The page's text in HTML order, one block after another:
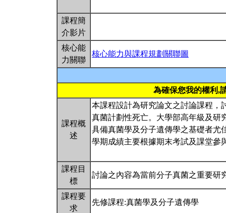
課程簡
介影片
核心能
力關聯
核心能力與課程規劃關聯圖
為確保您我的權利,
課程概
述
本課程設計為研究論文之討論課程，
真菌計劃性死亡。大學部高年級及研
具備真菌學及分子遺傳學之基礎者尤
學期成績主要根據期末考試及課堂參
課程目
標
討論之內容為當前分子真菌之重要研
課程要
求
先修課程:真菌學及分子遺傳學